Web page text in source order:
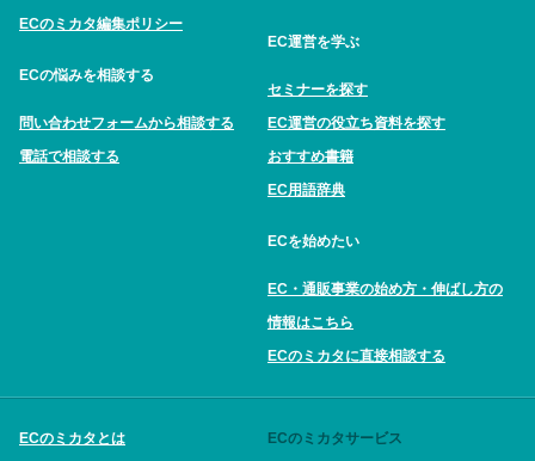
ECのミカタ編集ポリシー
ECの悩みを相談する
問い合わせフォームから相談する
電話で相談する
EC運営を学ぶ
セミナーを探す
EC運営の役立ち資料を探す
おすすめ書籍
EC用語辞典
ECを始めたい
EC・通販事業の始め方・伸ばし方の
情報はこちら
ECのミカタに直接相談する
ECのミカタとは ECのミカタサービス